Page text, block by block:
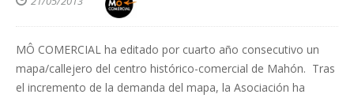
MÔ COMERCIAL ha editado por cuarto año consecutivo un
mapa/callejero del centro histórico-comercial de Mahón. Tras
el incremento de la demanda del mapa, la Asociación ha